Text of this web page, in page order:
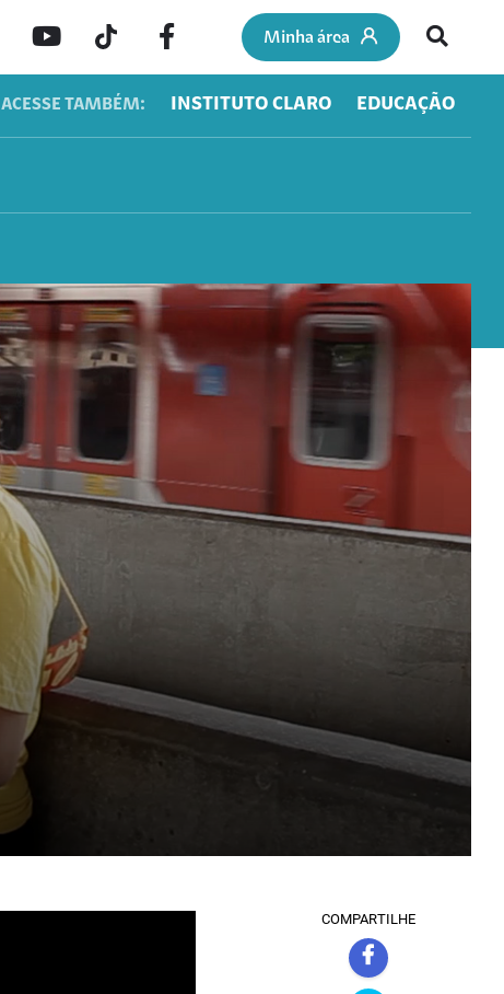
Minha área
ACESSE TAMBÉM: INSTITUTO CLARO EDUCAÇÃO
COMPARTILHE